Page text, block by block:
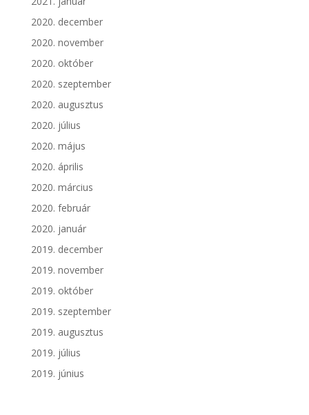
2020. december
2020. november
2020. október
2020. szeptember
2020. augusztus
2020. július
2020. május
2020. április
2020. március
2020. február
2020. január
2019. december
2019. november
2019. október
2019. szeptember
2019. augusztus
2019. július
2019. június